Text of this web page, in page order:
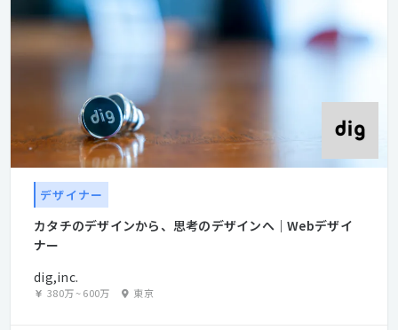
２つを結びつけることだと私たちは考えます。 私たちは、それを
言葉とイメージで世の中に提示します。 消費者と企業、それぞれ
の想いを翻訳し、つないでいく。 それが、私たちのミッションで
す。 https://www.dig.co.jp/experience/
デザイナー
カタチのデザインから、思考のデザインへ｜Webデザイ
ナー
dig,inc.
380万~600万 東京